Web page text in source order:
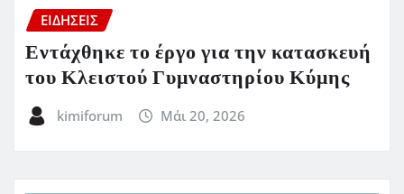
ΕΙΔΗΣΕΙΣ
Εντάχθηκε το έργο για την κατασκευή
του Κλειστού Γυμναστηρίου Κύμης
kimiforum Μάι 20, 2026